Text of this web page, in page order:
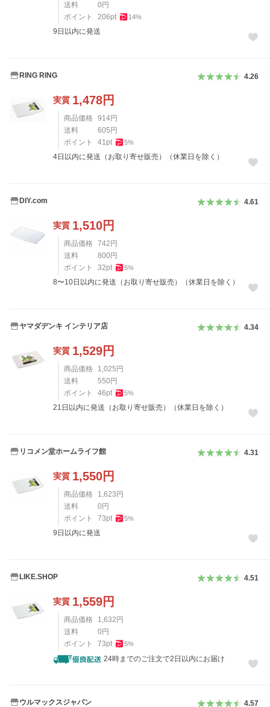
送料
0 円
ポイント
206pt 14%
9日以内に発送
RING RING 4.26
実質 1,478円
商品価格 914円
送料
605 円
ポイント
41pt 5%
4日以内に発送（お取り寄せ販売）（休業日を除く）
DIY.com 4.61
実質 1,510円
商品価格 742 円
送料
800 円
ポイント
32pt 5%
8〜10日以内に発送（お取り寄せ販売）（休業日を除く）
ヤマダデンキ インテリア店 4.34
実質 1,529円
商品価格 1,025 円
送料
550 円
ポイント
46pt 5%
21日以内に発送（お取り寄せ販売）（休業日を除く）
リコメン堂ホームライフ館 4.31
実質 1,550円
商品価格 1,623 円
送料
0 円
ポイント
73pt 5%
9日以内に発送
LIKE.SHOP 4.51
実質 1,559円
商品価格 1,632 円
送料
0 円
ポイント
73pt 5%
24時までのご注文で2日以内にお届け
ウルマックスジャパン 4.57